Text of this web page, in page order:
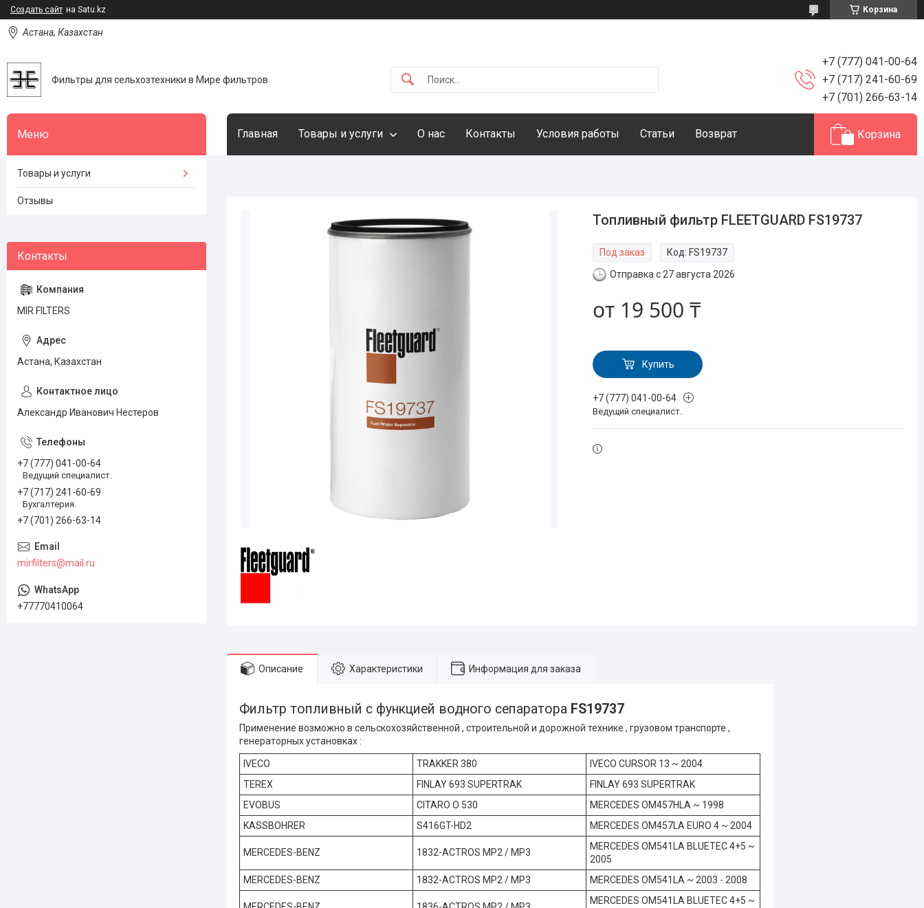
Создать сайт на Satu.kz Корзина
Астана, Казахстан
Фильтры для сельхозтехники в Мире фильтров
+7 (777) 041-00-64
+7 (717) 241-60-69
+7 (701) 266-63-14
Главная Товары и услуги О нас Контакты Условия работы Статьи Возврат Корзина
Топливный фильтр FLEETGUARD FS19737
Под заказ Код: FS19737
Отправка с 27 августа 2026
от 19 500 ₸
Купить
+7 (777) 041-00-64
Ведущий специалист.
Описание Характеристики Информация для заказа
Фильтр топливный с функцией водного сепаратора FS19737
Применение возможно в сельскохозяйственной , строительной и дорожной технике , грузовом транспорте ,
генераторных установках :
IVECO TRAKKER 380
IVECO CURSOR 13 ~ 2004
TEREX
FINLAY 693 SUPERTRAK
FINLAY 693 SUPERTRAK
EVOBUS
CITARO O 530
MERCEDES OM457HLA ~ 1998
KASSBOHRER
S416GT-HD2 MERCEDES OM457LA EURO 4 ~ 2004
MERCEDES-BENZ 1832-ACTROS MP2 / MP3
MERCEDES OM541LA BLUETEC 4+5 ~
2005
MERCEDES-BENZ
1832-ACTROS MP2 / MP3 MERCEDES OM541LA ~ 2003 - 2008
MERCEDES OM541LA BLUETEC 4+5 ~
Товары и услуги
Отзывы
MIR FILTERS
Астана, Казахстан
Александр Иванович Нестеров
+7 (777) 041-00-64
Ведущий специалист.
+7 (717) 241-60-69
Бухгалтерия.
+7 (701) 266-63-14
mirfilters@mail.ru
+77770410064